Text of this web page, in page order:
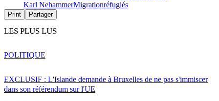
Karl NehammerMigrationréfugiés
Print Partager
LES PLUS LUS
EXCLUSIF : L'Islande demande à Bruxelles de ne pas s'immiscer
dans son référendum sur l'UE
POLITIQUE